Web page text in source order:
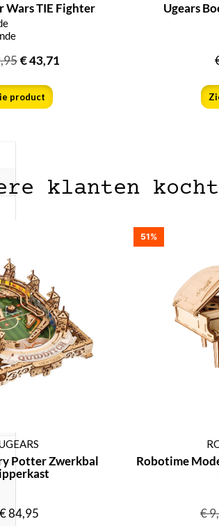
Wars TIE Fighter
€43,71
product
Ugears
klanten
Potter Zwerkbal
€84,95
51%
Robotime
€